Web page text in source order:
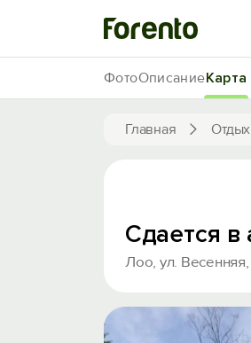
Главная
ФотоОписаниеКарта
Сдается в
Лоо, ул.